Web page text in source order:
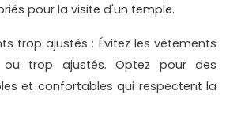
pour la visite d'un temple.
trop ajustés : Évitez les vêtements
trop ajustés. Optez pour des
et confortables qui respectent la